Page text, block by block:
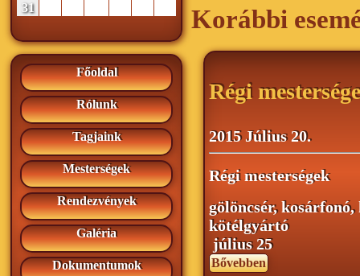
31
Főoldal
Rólunk
Tagjaink
Mesterségek
Rendezvények
Galéria
Dokumentumok
Korábbi
Régi
2015 Július 20.
Régi mesterségek
gölöncsér, kosárfonó,
kötélgyártó
július 25
Bővebben